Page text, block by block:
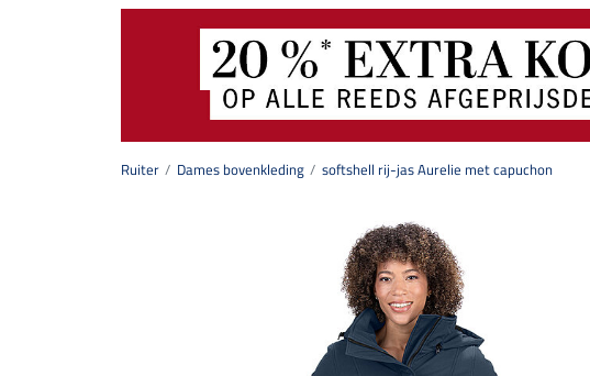
Ruiter Dames bovenkleding softshell rij-jas Aurelie met capuchon